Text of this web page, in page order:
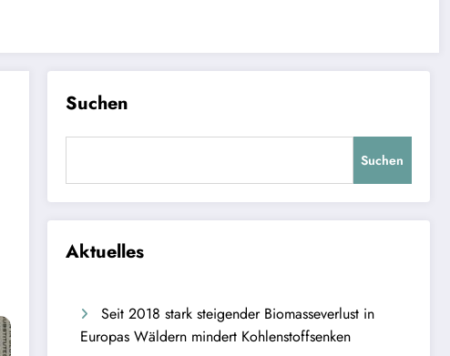
Suchen
Suchen
Aktuelles
Seit 2018 stark steigender Biomasseverlust in
Europas Wäldern mindert Kohlenstoffsenken